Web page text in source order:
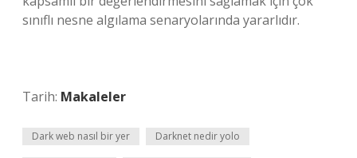
sınıflı nesne algılama senaryolarında yararlıdır.
Tarih: Makaleler
Dark web nasıl bir yer Darknet nedir yolo